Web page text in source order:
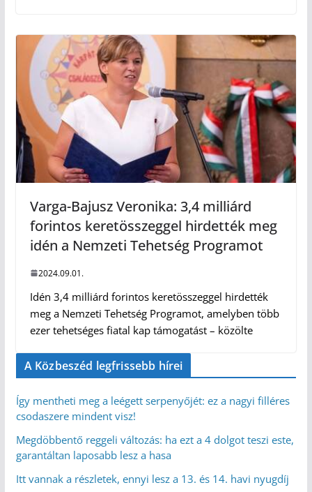
Varga-Bajusz Veronika: 3,4 milliárd
forintos keretösszeggel hirdették meg
idén a Nemzeti Tehetség Programot
2024.09.01.
Idén 3,4 milliárd forintos keretösszeggel hirdették
meg a Nemzeti Tehetség Programot, amelyben több
ezer tehetséges fiatal kap támogatást – közölte
A Közbeszéd legfrissebb hírei
Így mentheti meg a leégett serpenyőjét: ez a nagyi filléres
csodaszere mindent visz!
Megdöbbentő reggeli változás: ha ezt a 4 dolgot teszi este,
garantáltan laposabb lesz a hasa
Itt vannak a részletek, ennyi lesz a 13. és 14. havi nyugdíj